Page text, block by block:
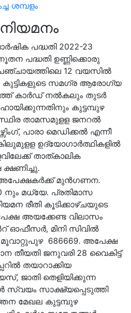
ശമ്പളം
പദ്ധതി 2022-23
പദ്ധതി ഉണ്ണിക്കൊരു
12 വയസില്‍
കുട്ടികളുടെ സമഗ്ര ആരോഗ്യ
കാര്‍ഡ് നല്‍കലും തുടര്‍
കുട്ടമ്പുഴ
താമസമുളള ജനറല്‍
പാരാ മെഡിക്കല്‍ എന്നീ
ഉദ്യോഗാര്‍ത്ഥികളില്‍
താത്കാലിക
അപേക്ഷകര്‍ക്ക് മുന്‍ഗണന.
നും മധ്യേ. പ്രതിമാസ
രീതി കൂടിക്കാഴ്ചയുടെ
അയക്കേണ്ട വിലാസം
മിനി സിവില്‍
മൂവാറ്റുപുഴ 686669. അപേക്ഷ
തീയതി ജനുവരി 28 വൈകിട്ട്
തയാറാക്കിയ
ജാതി തെളിയിക്കുന്ന
സ്വയം സാക്ഷ്യപ്പെടുത്തി
മേഖല കുട്ടമ്പുഴ